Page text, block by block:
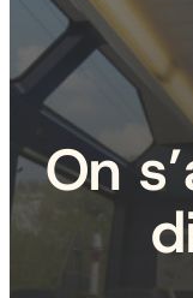
On